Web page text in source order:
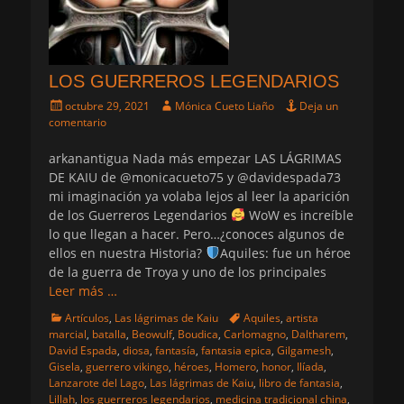
LOS GUERREROS LEGENDARIOS
Publicado
el
octubre 29, 2021 AutorMónica Cueto Liaño
Deja un
comentario
arkanantigua Nada más empezar LAS LÁGRIMAS
DE KAIU de @monicacueto75 y @davidespada73
mi imaginación ya volaba lejos al leer la aparición
de los Guerreros Legendarios
WoW es increíble
lo que llegan a hacer. Pero…¿conoces algunos de
ellos en nuestra Historia?
Aquiles: fue un héroe
de la guerra de Troya y uno de los principales
Leer más …
Categorias
Artículos, Las lágrimas de Kaiu Etiquetas
Aquiles, artista
marcial, batalla, Beowulf, Boudica, Carlomagno, Daltharem,
David Espada, diosa, fantasía, fantasia epica, Gilgamesh,
Gisela, guerrero vikingo, héroes, Homero, honor, Ilíada,
Lanzarote del Lago, Las lágrimas de Kaiu, libro de fantasia,
Lillah, los guerreros legendarios, medicina tradicional china,